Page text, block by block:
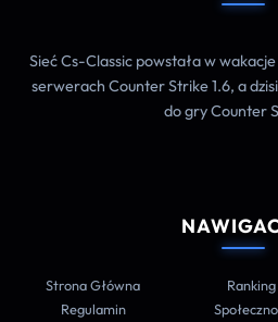
Sieć Cs-Classic powstała w
serwerach Counter Strike 1.6, a
do gry Counter
Strona Główna
Regulamin
Ranking